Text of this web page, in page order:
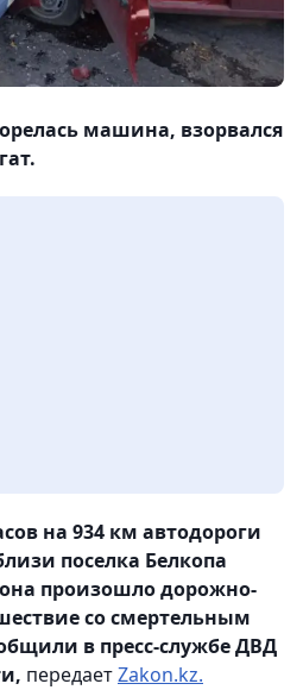
машина, взорвался
на 934 км автодороги
поселка Белкопа
произошло дорожно-
со смертельным
в пресс-службе ДВД
передаетZakon.kz.